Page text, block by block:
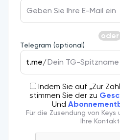
oder
Telegram (optional)
t.me/
Indem Sie auf „Zur
stimmen Sie der zu
Und
Für die Zusendung von Keys
Ihre